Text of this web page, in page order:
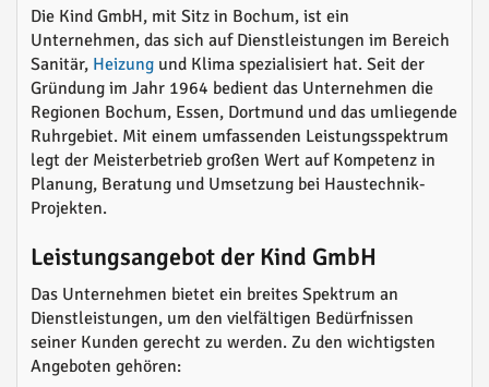
Die Kind GmbH, mit Sitz in Bochum, ist ein
Unternehmen, das sich auf Dienstleistungen im Bereich
Sanitär, Heizung und Klima spezialisiert hat. Seit der
Gründung im Jahr 1964 bedient das Unternehmen die
Regionen Bochum, Essen, Dortmund und das umliegende
Ruhrgebiet. Mit einem umfassenden Leistungsspektrum
legt der Meisterbetrieb großen Wert auf Kompetenz in
Planung, Beratung und Umsetzung bei Haustechnik-
Projekten.
Leistungsangebot der Kind GmbH
Das Unternehmen bietet ein breites Spektrum an
Dienstleistungen, um den vielfältigen Bedürfnissen
seiner Kunden gerecht zu werden. Zu den wichtigsten
Angeboten gehören: